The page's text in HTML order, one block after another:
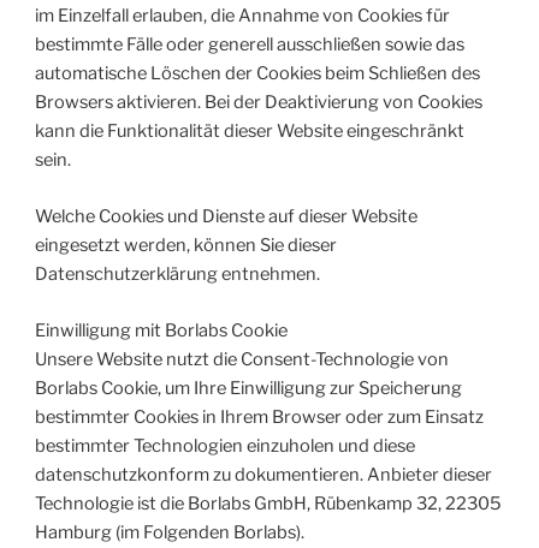
im Einzelfall erlauben, die Annahme von Cookies für
bestimmte Fälle oder generell ausschließen sowie das
automatische Löschen der Cookies beim Schließen des
Browsers aktivieren. Bei der Deaktivierung von Cookies
kann die Funktionalität dieser Website eingeschränkt
sein.
Welche Cookies und Dienste auf dieser Website
eingesetzt werden, können Sie dieser
Datenschutzerklärung entnehmen.
Einwilligung mit Borlabs Cookie
Unsere Website nutzt die Consent-Technologie von
Borlabs Cookie, um Ihre Einwilligung zur Speicherung
bestimmter Cookies in Ihrem Browser oder zum Einsatz
bestimmter Technologien einzuholen und diese
datenschutzkonform zu dokumentieren. Anbieter dieser
Technologie ist die Borlabs GmbH, Rübenkamp 32, 22305
Hamburg (im Folgenden Borlabs).